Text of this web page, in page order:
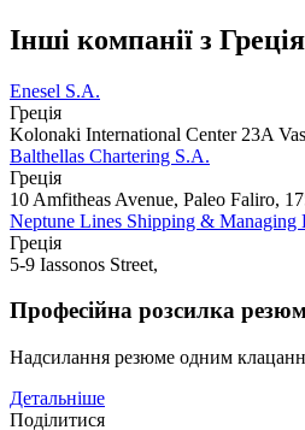
Інші компанії з Греція
Enesel S.A.
Греція
Kolonaki International Center 23A
Balthellas Chartering S.A.
Греція
10 Amfitheas Avenue, Paleo Faliro,
Neptune Lines Shipping & Managing
Греція
5-9 Iassonos Street,
Професійна розсилка
Надсилання резюме одним
Детальніше
Поділитися